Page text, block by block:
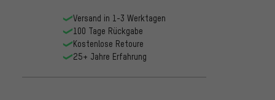
Versand in 1-3 Werktagen
100 Tage Rückgabe
Kostenlose Retoure
25+ Jahre Erfahrung